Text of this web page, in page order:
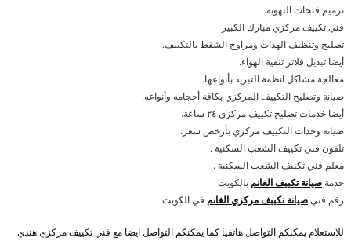
ترميم فتحات التهوية.
فني تكييف مركزي مبارك الكبير
تصليح وتنظيف الهدات ومراوح الشفط بالتكييف.
أيضا تبديل فلاتر تنقية الهواء.
معالجة مشاكل انظمة التبريد بأنواعها.
صيانة وتصليح التكييف المركزي بكافة أحجامه وأنواعه.
أيضا خدمات تصليح تكييف مركزي ٢٤ ساعة.
صيانة وحدات التكييف مركزي بأرخص سعر.
تلفون فني تكييف الشعب السكنية .
معلم فني تكييف الشعب السكنية .
خدمة صيانة تكييف الغانم بالكويت
رقم فنيصيانة تكييف مركزي الغانم في الكويت
للاستعلام يمكنكم التواصل هاتفيا كما يمكنكم التواصل ايضا مع فني تكييف مركزي هندي